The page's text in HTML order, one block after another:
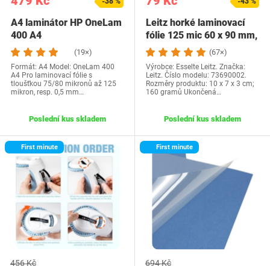
A4 laminátor HP OneLam
400 A4
(19×)
Formát: A4 Model: OneLam 400
A4 Pro laminovací fólie s
tloušťkou 75/80 mikronů až 125
mikron, resp. 0,5 mm…
Poslední kus skladem
Leitz horké laminovací
fólie 125 mic 60 x 90 mm,
laminovací…
(67×)
Výrobce: Esselte Leitz. Značka:
Leitz. Číslo modelu: 73690002.
Rozměry produktu: 10 x 7 x 3 cm;
160 gramů Ukončená…
Poslední kus skladem
First minute
456 Kč
First minute
694 Kč